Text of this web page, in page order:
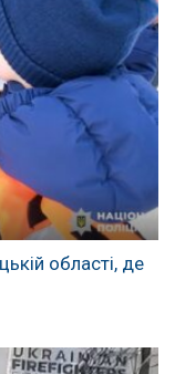
області, де